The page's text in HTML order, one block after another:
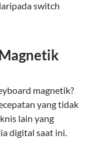
switch
magnetik?
yang tidak
lain yang
digital saat ini.